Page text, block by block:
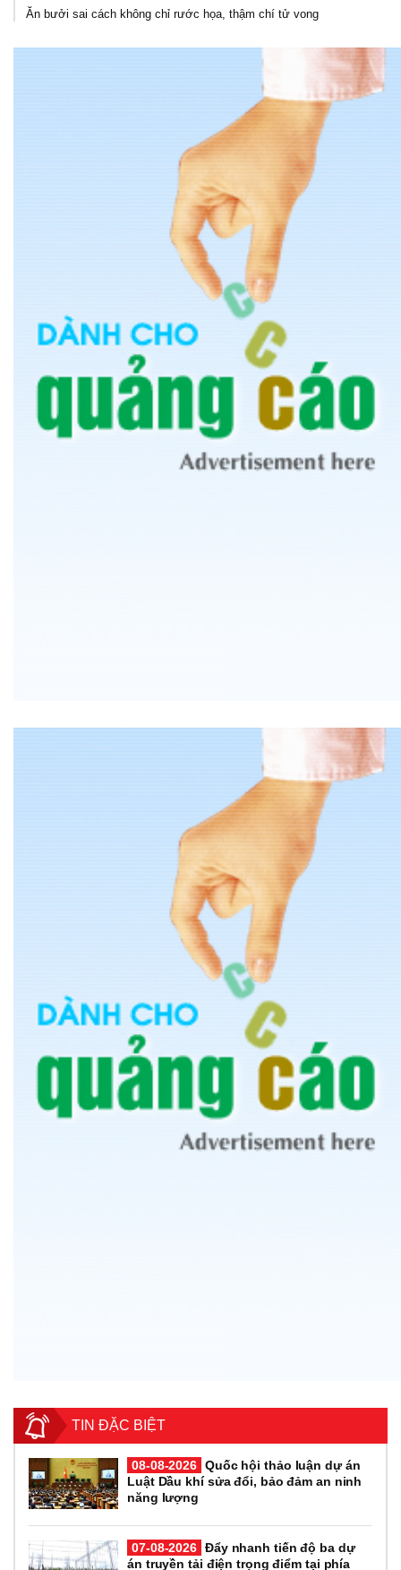
Ăn bưởi sai cách không chỉ rước họa, thậm chí tử vong
TIN ĐẶC BIỆT
08-08-2026 Quốc hội thảo luận dự án
Luật Dầu khí sửa đổi, bảo đảm an ninh
năng lượng
07-08-2026 Đẩy nhanh tiến độ ba dự
án truyền tải điện trọng điểm tại phía